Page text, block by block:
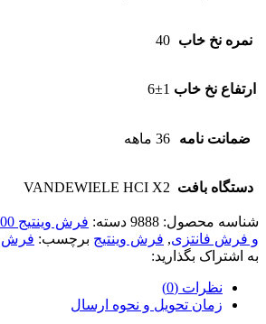
نمره نخ خاب 40
ارتفاع نخ خاب 6±1
ضمانت نامه 36 ماهه
دستگاه بافت VANDEWIELE HCI X2
شناسه محصول: 9888 دسته: فرش وینتیج 1200 شانه
و فرش فانتزی, فرش وینتیج برچسب: فرش
به اشتراک بگذارید:
نظرات (0)
زمان تحویل و نحوه ارسال